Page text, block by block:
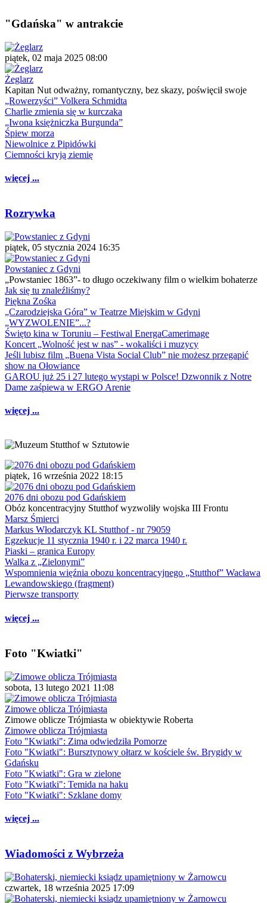
"Gdańska" w antrakcie
piątek, 02 maja 2025 08:00
Żeglarz
Kapitan Nut odważny, romantyczny, bez skazy, poświęcił swoje
„Rowerzyści” Volkera Schmidta
Charlie zmienia się w kurczaka
„Iwona księżniczka Burgunda”
Śpiew morza
Niewolnice z Pipidówki
Ciemności kryją ziemię
więcej ...
Rozrywka
piątek, 05 stycznia 2024 16:35
Powstaniec z Gdyni
„Powstaniec 1863”- to długo oczekiwany film o wielkim bohaterze
Jak się tu znaleźliśmy?
Piękna Zośka
„Czarodziejska Góra” w Teatrze Miejskim w Gdyni
„WYZWOLENIE”...?
Święto kina w Toruniu – Festiwal EnergaCamerimage
Koncert „Wolność jest w nas” - wokaliści i muzycy
Jeśli lubisz film „Buena Vista Social Club” nie możesz przegapić
show na Ołowiance
GAROU już 25 i 27 lutego wystąpi w Polsce! Dzwonnik z Notre
Dame zaśpiewa w ERGO Arenie
więcej ...
piątek, 16 września 2022 18:15
2076 dni obozu pod Gdańskiem
Obóz koncentracyjny Stutthof wyzwoliły wojska III Frontu
Marsz Śmierci
Markus Włodarczyk KL Stutthof - nr 79059
Egzekucje 11 stycznia 1940 r. i 22 marca 1940 r.
Piaski – granica Europy
Walka z „Zielonymi”
Wspomnienia więźnia obozu koncentracyjnego „Stutthof” Wacława
Lewandowskiego (fragment)
Pierwsze transporty
więcej ...
Foto "Kwiatki"
sobota, 13 lutego 2021 11:08
Zimowe oblicza Trójmiasta
Zimowe oblicze Trójmiasta w obiektywie Roberta
Zimowe oblicza Trójmiasta
Foto "Kwiatki": Zima odwiedziła Pomorze
Foto "Kwiatki": Bursztynowy ołtarz w kościele św. Brygidy w
Gdańsku
Foto "Kwiatki": Gra w zielone
Foto "Kwiatki": Temida na haku
Foto "Kwiatki": Szklane domy
więcej ...
Wiadomości z Wybrzeża
czwartek, 18 września 2025 17:09